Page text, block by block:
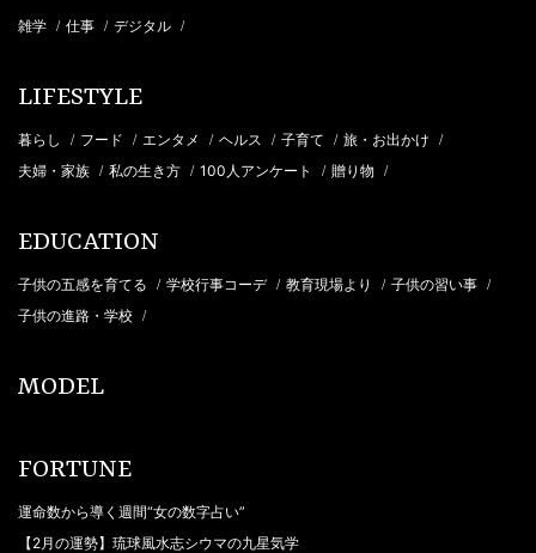
雑学 / 仕事 / デジタル /
LIFESTYLE
暮らし / フード / エンタメ / ヘルス / 子育て / 旅・お出かけ /
夫婦・家族 / 私の生き方 / 100人アンケート / 贈り物 /
EDUCATION
子供の五感を育てる / 学校行事コーデ / 教育現場より / 子供の習い事 /
子供の進路・学校 /
MODEL
FORTUNE
運命数から導く週間“女の数字占い”
【2月の運勢】琉球風水志シウマの九星気学